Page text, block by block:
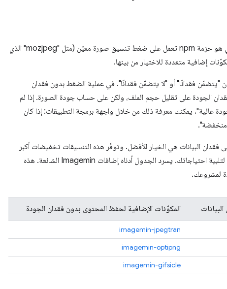
تم إنشاء Imagemin استنادًا إلى "الإضافات". المكوّن الإضافي هو حزمة npm تعمل على ضغط تنسيق صورة معيّن (مثل "mozjpeg" الذي
فقدانًا" أو "لا يتضمّن فقدانًا". في عملية الضغط بدون فقدان
الجودة على تقليل حجم الملف، ولكن على حساب جودة الصورة. إذا لم
عالية"، يمكنك معرفة ذلك من خلال واجهة برمجة التطبيقات: إذا كان
منخفضة".
فقدان البيانات هي الخيار الأفضل. وتوفّر هذه التنسيقات تخفيضات أكبر
بكثير في حجم الملفات، ويمكنك تخصيص مستويات الضغط لتلبية احتياجاتك. يسرد الجدول أدناه إضافات Imagemin الشائعة. هذه
لمشروعك.
المكوّنات الإضافية لحفظ المحتوى بدون فقدان الجودة
imagemin-jpegtran
imagemin-optipng
imagemin-gifsicle